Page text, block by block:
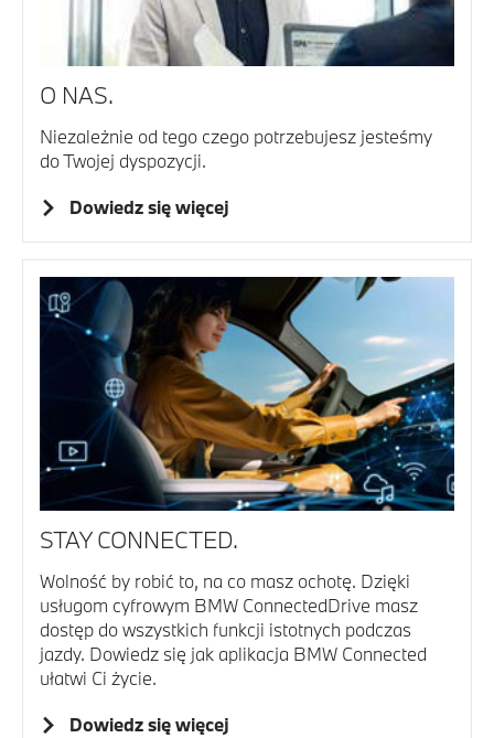
O NAS.
Niezależnie od tego czego potrzebujesz jesteśmy
do Twojej dyspozycji.
Dowiedz się więcej
STAY CONNECTED.
Wolność by robić to, na co masz ochotę. Dzięki
usługom cyfrowym BMW ConnectedDrive masz
dostęp do wszystkich funkcji istotnych podczas
jazdy. Dowiedz się jak aplikacja BMW Connected
ułatwi Ci życie.
Dowiedz się więcej